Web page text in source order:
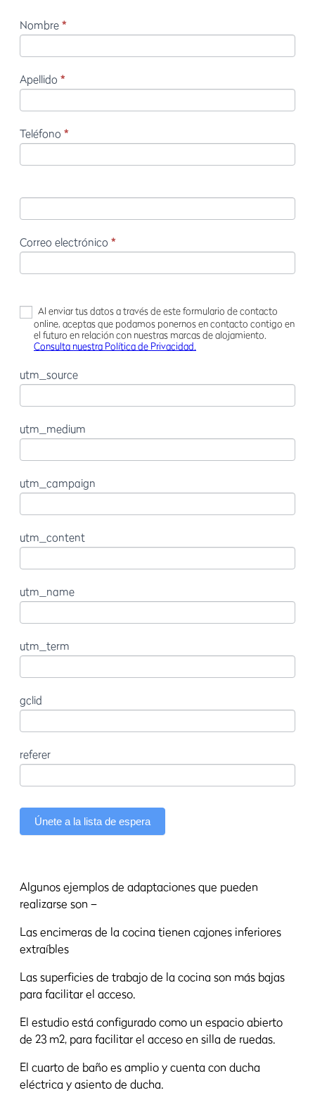
Nombre*
Apellido *
Teléfono *
Correo electrónico *
Al enviar tus datos a través de este formulario de contacto
online, aceptas que podamos ponernos en contacto contigo en
el futuro en relación con nuestras marcas de alojamiento.
Consulta nuestra Política de Privacidad.
utm_source
utm_medium
utm_campaign
utm_content
utm_name
utm_term
gclid
referer
Únete a la lista de espera
Algunos ejemplos de adaptaciones que pueden
realizarse son –
Las encimeras de la cocina tienen cajones inferiores
extraíbles
Las superficies de trabajo de la cocina son más bajas
para facilitar el acceso.
El estudio está configurado como un espacio abierto
de 23 m2, para facilitar el acceso en silla de ruedas.
El cuarto de baño es amplio y cuenta con ducha
eléctrica y asiento de ducha.